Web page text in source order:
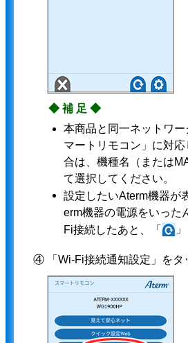
◆補足◆
本商品と同一ネットワ
マートリモコン」に対
合は、機種名（または
て選択してください。
設定したいAterm機器が
erm機器の電源をいった
Fi接続したあと、「
④ 「Wi-Fi接続通知設定」をタ